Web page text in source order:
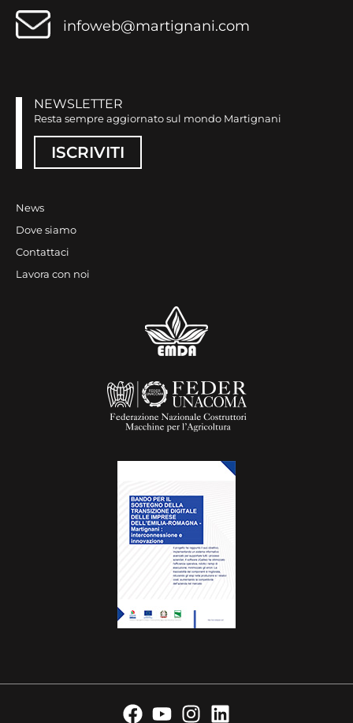
infoweb@martignani.com
NEWSLETTER
Resta sempre aggiornato sul mondo Martignani
ISCRIVITI
News
Dove siamo
Contattaci
Lavora con noi